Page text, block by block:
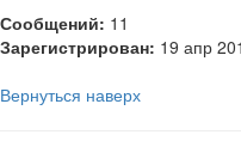
Сообщений: 11
Зарегистрирован: 19 апр
Вернуться наверх